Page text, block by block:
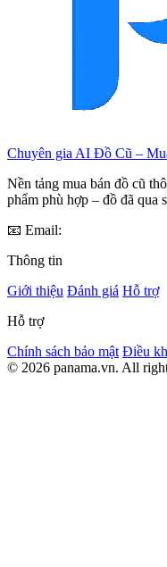
Chuyên gia AI Đồ Cũ –
Nền tảng mua bán đồ cũ
phẩm phù hợp – đồ đã qua
📧 Email:
Thông tin
Giới thiệu Đánh giá Hỗ trợ
Hỗ trợ
Chính sách bảo mật Điều
© 2026 panama.vn. All